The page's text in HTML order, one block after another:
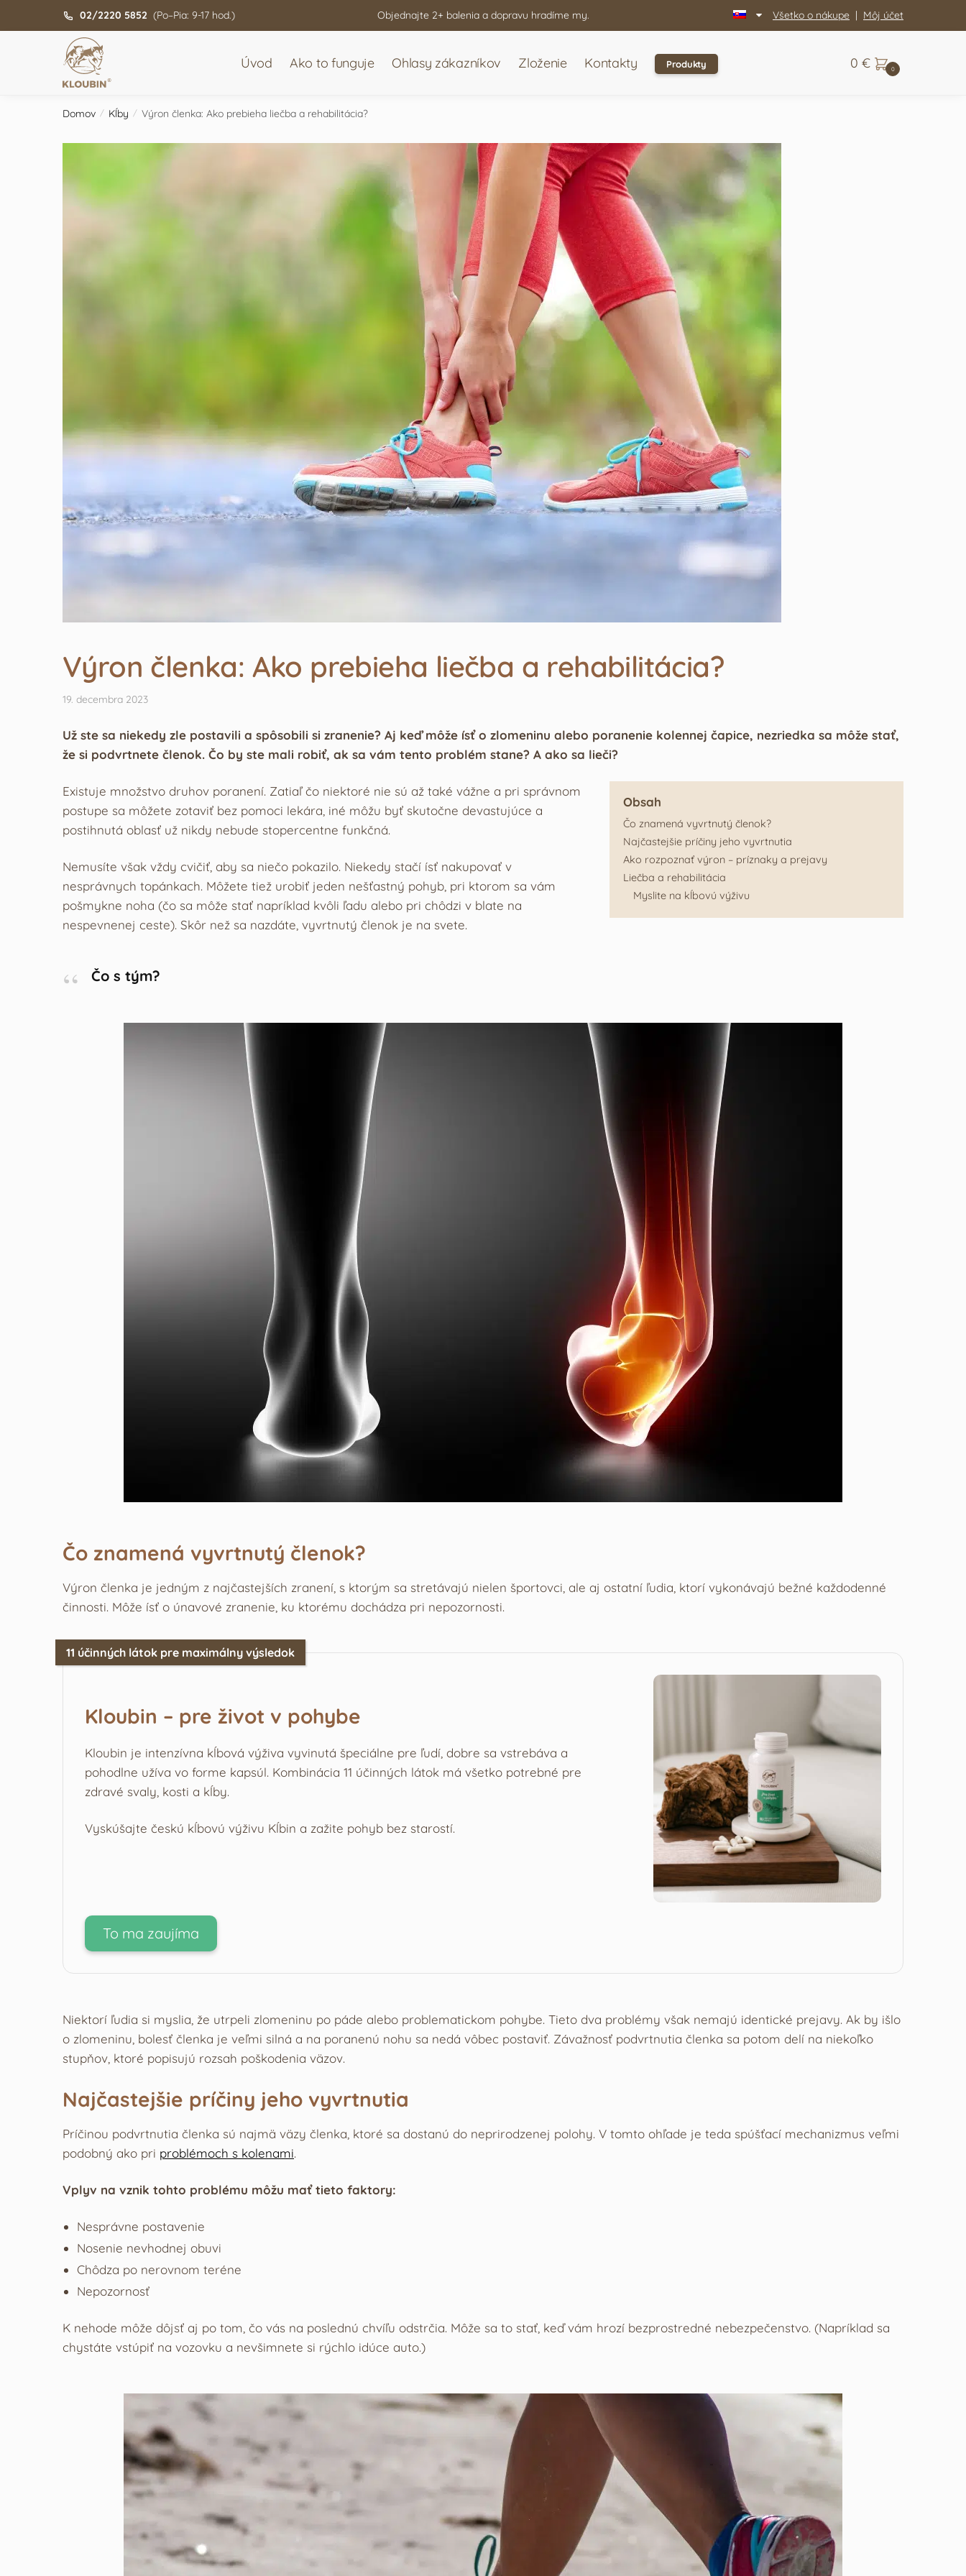
02/2220 5852 (Po–Pia: 9-17 hod.) Objednajte 2+ balenia a dopravu hradíme my. Všetko o nákupe | Môj účet
Úvod Ako to funguje Ohlasy zákazníkov Zloženie Kontakty Produkty 0 € 0
Domov / Kĺby / Výron členka: Ako prebieha liečba a rehabilitácia?
Výron členka: Ako prebieha liečba a rehabilitácia?
19. decembra 2023
Už ste sa niekedy zle postavili a spôsobili si zranenie? Aj keď môže ísť o zlomeninu alebo poranenie kolennej čapice, nezriedka sa môže stať,
že si podvrtnete členok. Čo by ste mali robiť, ak sa vám tento problém stane? A ako sa lieči?
Obsah
Čo znamená vyvrtnutý členok?
Najčastejšie príčiny jeho vyvrtnutia
Ako rozpoznať výron – príznaky a prejavy
Liečba a rehabilitácia
Myslite na kĺbovú výživu
Existuje množstvo druhov poranení. Zatiaľ čo niektoré nie sú až také vážne a pri správnom
postupe sa môžete zotaviť bez pomoci lekára, iné môžu byť skutočne devastujúce a
postihnutá oblasť už nikdy nebude stopercentne funkčná.
Nemusíte však vždy cvičiť, aby sa niečo pokazilo. Niekedy stačí ísť nakupovať v
nesprávnych topánkach. Môžete tiež urobiť jeden nešťastný pohyb, pri ktorom sa vám
pošmykne noha (čo sa môže stať napríklad kvôli ľadu alebo pri chôdzi v blate na
nespevnenej ceste). Skôr než sa nazdáte, vyvrtnutý členok je na svete.
Čo s tým?
Čo znamená vyvrtnutý členok?
Výron členka je jedným z najčastejších zranení, s ktorým sa stretávajú nielen športovci, ale aj ostatní ľudia, ktorí vykonávajú bežné každodenné
činnosti. Môže ísť o únavové zranenie, ku ktorému dochádza pri nepozornosti.
11 účinných látok pre maximálny výsledok
Kloubin – pre život v pohybe
Kloubin je intenzívna kĺbová výživa vyvinutá špeciálne pre ľudí, dobre sa vstrebáva a
pohodlne užíva vo forme kapsúl. Kombinácia 11 účinných látok má všetko potrebné pre
zdravé svaly, kosti a kĺby.
Vyskúšajte českú kĺbovú výživu Kĺbin a zažite pohyb bez starostí.
To ma zaujíma
Niektorí ľudia si myslia, že utrpeli zlomeninu po páde alebo problematickom pohybe. Tieto dva problémy však nemajú identické prejavy. Ak by išlo
o zlomeninu, bolesť členka je veľmi silná a na poranenú nohu sa nedá vôbec postaviť. Závažnosť podvrtnutia členka sa potom delí na niekoľko
stupňov, ktoré popisujú rozsah poškodenia väzov.
Najčastejšie príčiny jeho vyvrtnutia
Príčinou podvrtnutia členka sú najmä väzy členka, ktoré sa dostanú do neprirodzenej polohy. V tomto ohľade je teda spúšťací mechanizmus veľmi
podobný ako pri problémoch s kolenami.
Vplyv na vznik tohto problému môžu mať tieto faktory:
Nesprávne postavenie
Nosenie nevhodnej obuvi
Chôdza po nerovnom teréne
Nepozornosť
K nehode môže dôjsť aj po tom, čo vás na poslednú chvíľu odstrčia. Môže sa to stať, keď vám hrozí bezprostredné nebezpečenstvo. (Napríklad sa
chystáte vstúpiť na vozovku a nevšimnete si rýchlo idúce auto.)